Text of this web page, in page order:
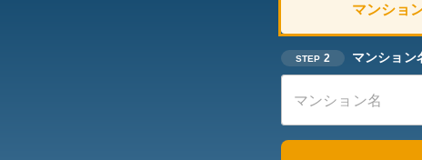
マンショ
STEP 2 マンション